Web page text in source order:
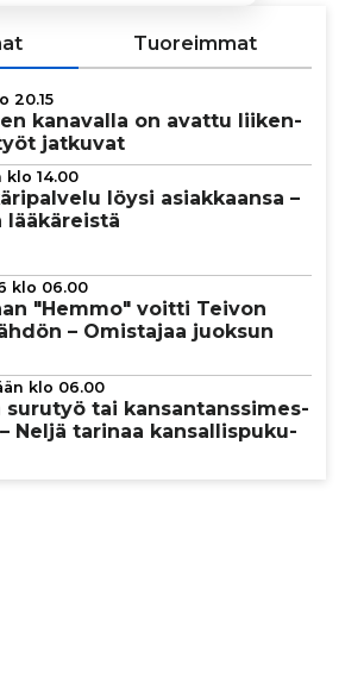
Tuoreimmat
20.15
kanavalla on avattu lii­ken­
jatkuvat
klo 14.00
löysi asi­ak­kaansa –
lää­kä­reistä
klo 06.00
"Hemmo" voitti Teivon
– Omistajaa juoksun
klo 06.00
surutyö tai kan­san­tans­si­mes­
Neljä tarinaa kan­sal­lis­pu­ku­